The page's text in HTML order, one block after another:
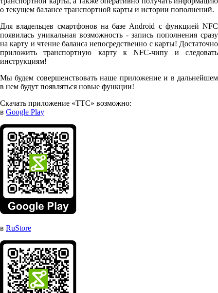
о текущем балансе транспортной карты и истории пополнений.
Для владельцев смартфонов на базе Android с функцией NFC
появилась уникальная возможность - запись пополнения сразу
на карту и чтение баланса непосредственно с карты! Достаточно
приложить транспортную карту к NFC-чипу и следовать
инструкциям!
Мы будем совершенствовать наше приложение и в дальнейшем
в нем будут появляться новые функции!
Скачать приложение «ТТС» возможно:
в Google Play
в RuStore